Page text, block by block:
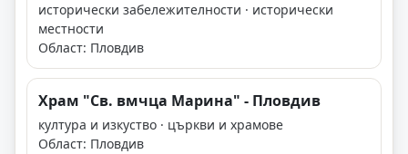
исторически забележителности · исторически
местности
Област: Пловдив
Храм "Св. вмчца Марина" - Пловдив
култура и изкуство · църкви и храмове
Област: Пловдив